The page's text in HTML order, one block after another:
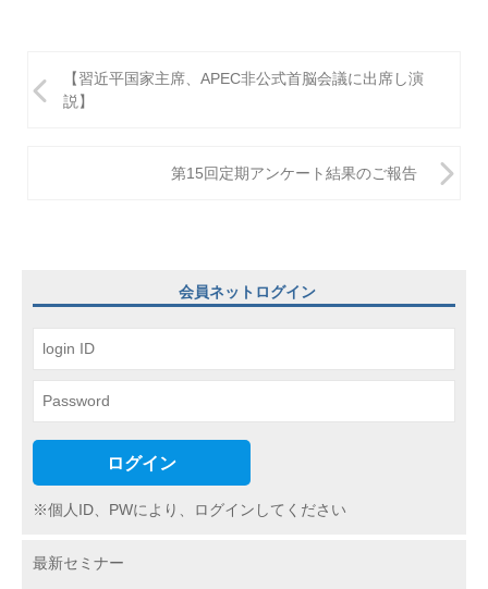
稿
ン
【習近平国家主席、APEC非公式首脳会議に出席し演
説】
第15回定期アンケート結果のご報告
会員ネットログイン
ログイン
※個人ID、PWにより、ログインしてください
最新セミナー